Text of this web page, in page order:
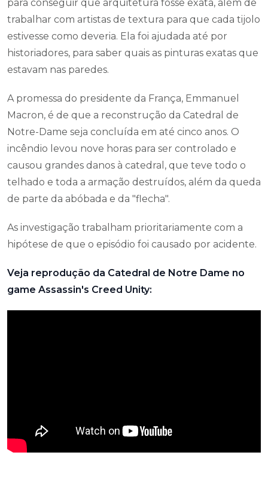
para conseguir que arquitetura fosse exata, além de
trabalhar com artistas de textura para que cada tijolo
estivesse como deveria. Ela foi ajudada até por
historiadores, para saber quais as pinturas exatas que
estavam nas paredes.
A promessa do presidente da França, Emmanuel
Macron, é de que a reconstrução da Catedral de
Notre-Dame seja concluída em até cinco anos. O
incêndio levou nove horas para ser controlado e
causou grandes danos à catedral, que teve todo o
telhado e toda a armação destruídos, além da queda
de parte da abóbada e da "flecha".
As investigação trabalham prioritariamente com a
hipótese de que o episódio foi causado por acidente.
Veja reprodução da Catedral de Notre Dame no
game Assassin's Creed Unity: